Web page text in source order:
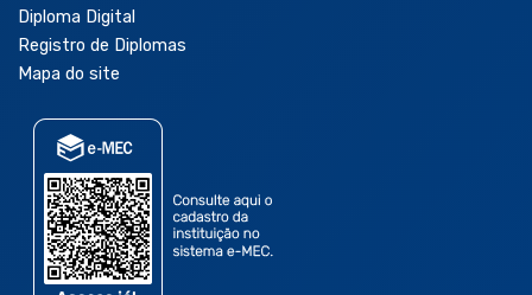
Diploma Digital
Registro de Diplomas
Mapa do site